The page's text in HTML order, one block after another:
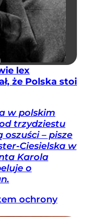
lex
że Polska stoi
w polskim
trzydziestu
– pisze
Ciesielska w
Karola
o
ochrony